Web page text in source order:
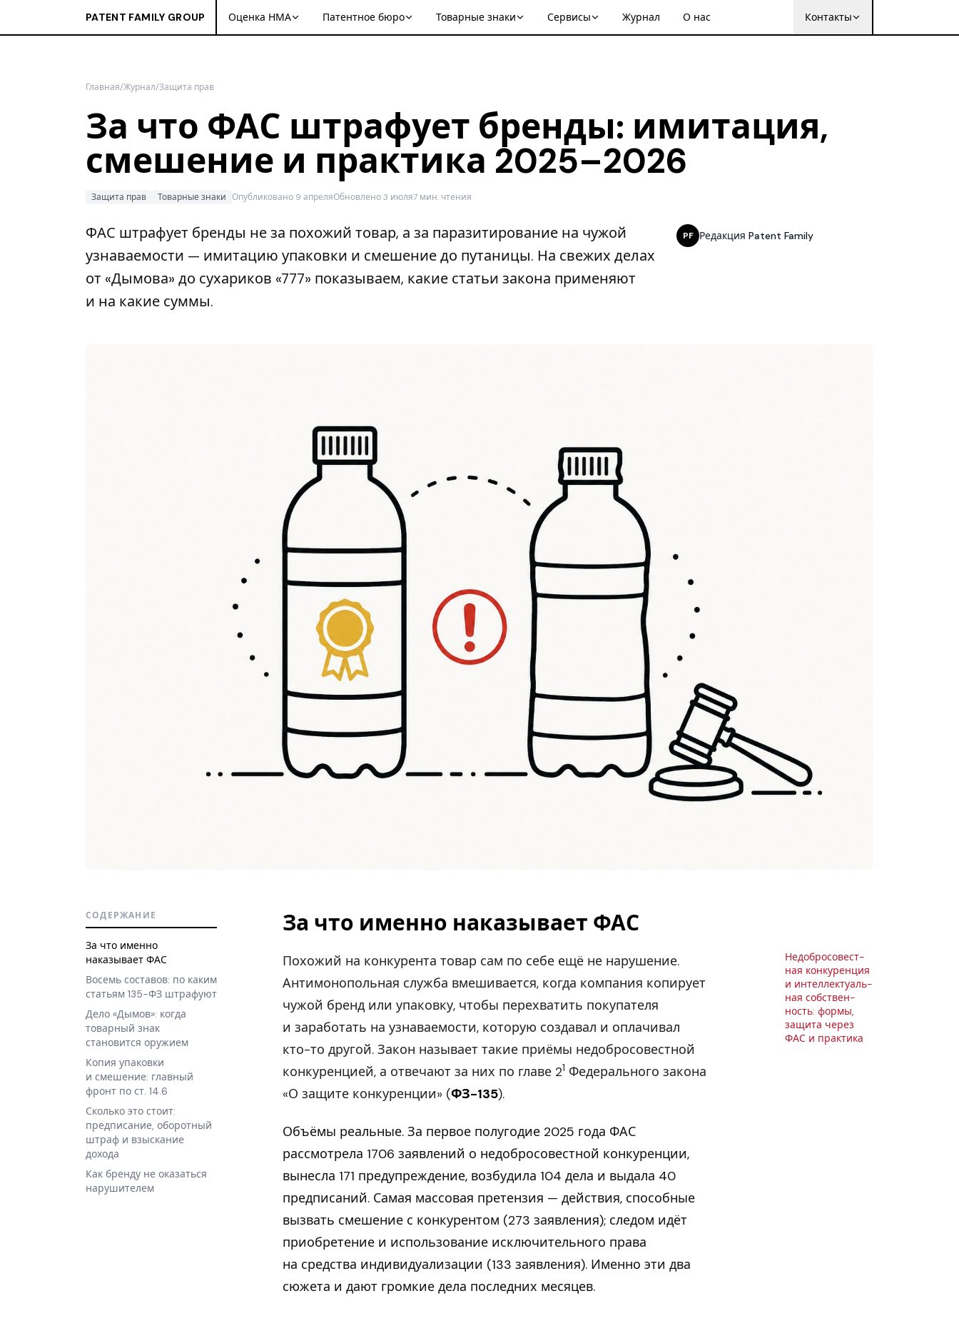
PATENT FAMILY GROUP Оценка НМА Патентное бюро Товарные знаки Сервисы Журнал О нас Контакты
Главная/Журнал/Защита прав
За что ФАС штрафует бренды: имитация,
смешение и практика 2025–2026
Защита прав Товарные знаки Опубликовано 9 апреляОбновлено 3 июля7 мин. чтения
ФАС штрафует бренды не за похожий товар, а за паразитирование на чужой
узнаваемости — имитацию упаковки и смешение до путаницы. На свежих делах
от «Дымова» до сухариков «777» показываем, какие статьи закона применяют
и на какие суммы.
PF Редакция Patent Family
СОДЕРЖАНИЕ
За что именно
наказывает ФАС
Восемь составов: по каким
статьям 135-ФЗ штрафуют
Дело «Дымов»: когда
товарный знак
становится оружием
Копия упаковки
и смешение: главный
фронт по ст. 14.6
Сколько это стоит:
предписание, оборотный
штраф и взыскание
дохода
Как бренду не оказаться
нарушителем
За что именно наказывает ФАС
Похожий на конкурента товар сам по себе ещё не нарушение.
Антимонопольная служба вмешивается, когда компания копирует
чужой бренд или упаковку, чтобы перехватить покупателя
и заработать на узнаваемости, которую создавал и оплачивал
кто-то другой. Закон называет такие приёмы недобросовестной
конкуренцией, а отвечают за них по главе 21 Федерального закона
«О защите конкуренции» (ФЗ-135).
Не­до­бро­со­вест­
ная кон­ку­рен­ция
и ин­тел­лек­ту­аль­
ная соб­ствен­
ность: формы,
защита через
ФАС и прак­ти­ка
Объёмы реальные. За первое полугодие 2025 года ФАС
рассмотрела 1706 заявлений о недобросовестной конкуренции,
вынесла 171 предупреждение, возбудила 104 дела и выдала 40
предписаний. Самая массовая претензия — действия, способные
вызвать смешение с конкурентом (273 заявления); следом идёт
приобретение и использование исключительного права
на средства индивидуализации (133 заявления). Именно эти два
сюжета и дают громкие дела последних месяцев.